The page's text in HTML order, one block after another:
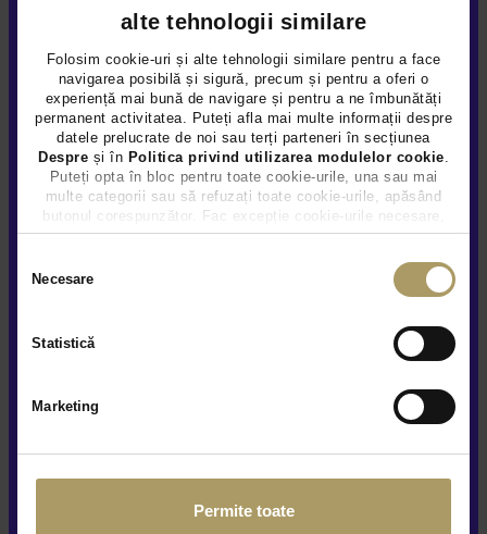
alte tehnologii similare
Folosim cookie-uri și alte tehnologii similare pentru a face
navigarea posibilă și sigură, precum și pentru a oferi o
experiență mai bună de navigare și pentru a ne îmbunătăți
permanent activitatea. Puteți afla mai multe informații despre
datele prelucrate de noi sau terți parteneri în secțiunea
Despre și în Politica privind utilizarea modulelor cookie
Puteți opta în bloc pentru toate cookie-urile, una sau mai
multe categorii sau să refuzați toate cookie-urile, apăsând
butonul corespunzător. Fac excepție cookie-urile necesare,
care sunt activate automat, conform legislației în vigoare.
Necesare
Statistică
Marketing
Permite toate
DACIA LOGAN 1.0L
8.490 €